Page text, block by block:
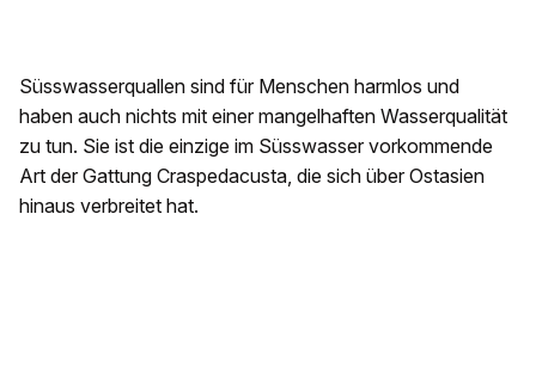
Süsswasserquallen sind für Menschen harmlos und
haben auch nichts mit einer mangelhaften Wasserqualität
zu tun. Sie ist die einzige im Süsswasser vorkommende
Art der Gattung Craspedacusta, die sich über Ostasien
hinaus verbreitet hat.